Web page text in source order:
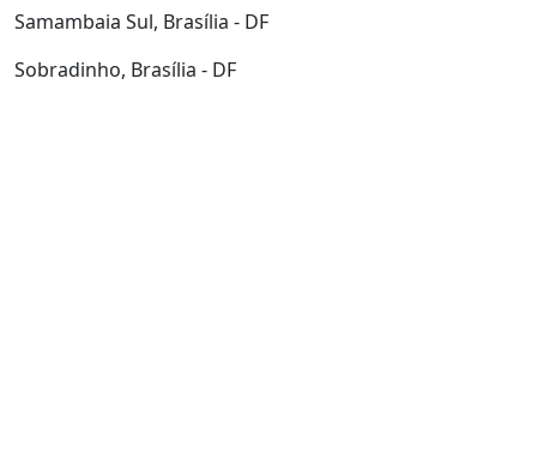
Samambaia Sul, Brasília - DF
Sobradinho, Brasília - DF